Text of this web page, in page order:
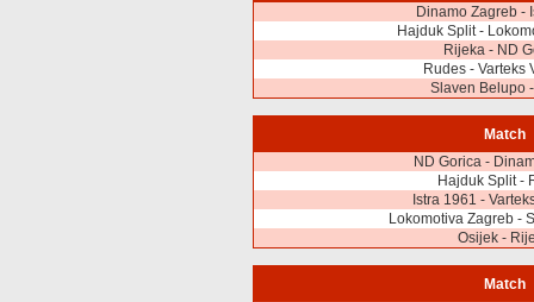
Dinamo Zagreb -
Hajduk Split -
Rijeka - ND
Rudes - Varteks
Slaven Belupo
Match
ND Gorica -
Hajduk Split -
Istra 1961 -
Lokomotiva Zagreb -
Osijek -
Match